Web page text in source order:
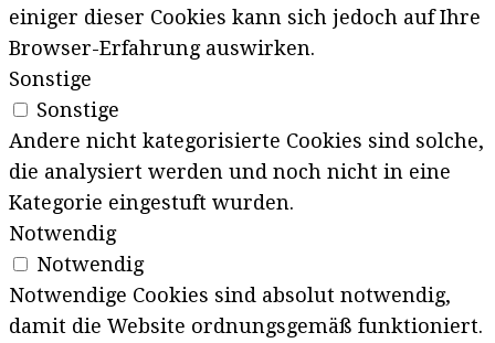
einiger dieser Cookies kann sich jedoch auf Ihre
Browser-Erfahrung auswirken.
Sonstige
Sonstige
Andere nicht kategorisierte Cookies sind solche,
die analysiert werden und noch nicht in eine
Kategorie eingestuft wurden.
Notwendig
Notwendig
Notwendige Cookies sind absolut notwendig,
damit die Website ordnungsgemäß funktioniert.